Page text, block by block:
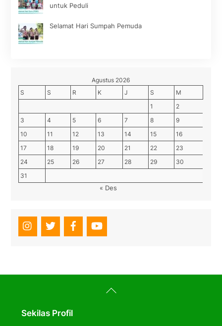
untuk Peduli
Selamat Hari Sumpah Pemuda
Agustus 2026
S
S R K J S
M
1
2
3
4 5 6 7 8
9
10
11 12 13 14 15
16
17
18 19 20 21 22
23
24
25 26 27 28 29
30
31
« Des
Back
To
Sekilas Profil